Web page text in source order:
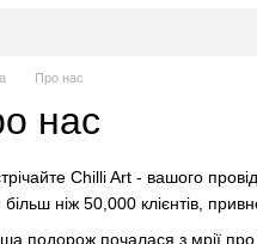
Про нас
нас
Chilli Art - вашого
більш ніж 50,000 клієнтів,
подорож почалася з мрії